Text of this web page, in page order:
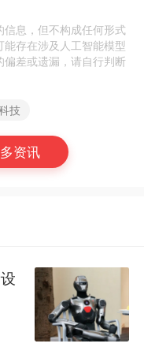
息，但不构成任何形式
存在涉及人工智能模型
差或遗漏，请自行判断
技
资讯